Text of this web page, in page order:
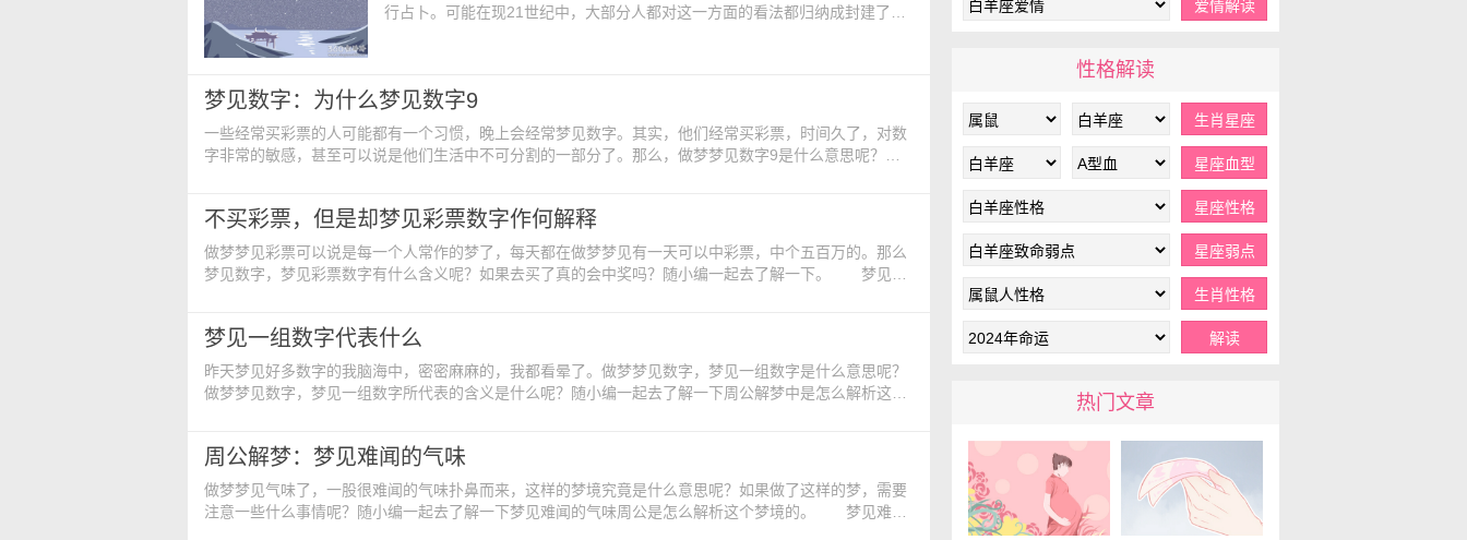
行占卜。可能在现21世纪中，大部分人都对这一方面的看法都归纳成封建了
能做错了事情，心理上感到压力和懊悔，要是我们在说话和行为有什么
梦见数字：为什么梦见数字9
一些经常买彩票的人可能都有一个习惯，晚上会经常梦见数字。其实，他们经常买彩票，时间久了，对数
字非常的敏感，甚至可以说是他们生活中不可分割的一部分了。那么，做梦梦见数字9是什么意思呢？随
起来。小心自己在不知不觉间就遭到孤
不买彩票，但是却梦见彩票数字作何解释
做梦梦见彩票可以说是每一个人常作的梦了，每天都在做梦梦见有一天可以中彩票，中个五百万的。那么
梦见数字，梦见彩票数字有什么含义呢？如果去买了真的会中奖吗？随小编一起去了解一下。 梦见彩
数字，所代表的彩票号码是7。 梦
梦见一组数字代表什么
昨天梦见好多数字的我脑海中，密密麻麻的，我都看晕了。做梦梦见数字，梦见一组数字是什么意思呢？
做梦梦见数字，梦见一组数字所代表的含义是什么呢？随小编一起去了解一下周公解梦中是怎么解析这样
气，把事情做绝，把话说死！事情总有
周公解梦：梦见难闻的气味
做梦梦见气味了，一股很难闻的气味扑鼻而来，这样的梦境究竟是什么意思呢？如果做了这样的梦，需要
注意一些什么事情呢？随小编一起去了解一下梦见难闻的气味周公是怎么解析这个梦境的。 梦见难闻
性格解读
热门文章